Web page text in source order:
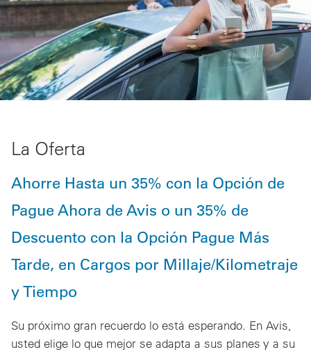
La Oferta
Ahorre Hasta un 35% con la Opción de
Pague Ahora de Avis o un 35% de
Descuento con la Opción Pague Más
Tarde, en Cargos por Millaje/Kilometraje
y Tiempo
Su próximo gran recuerdo lo está esperando. En Avis,
usted elige lo que mejor se adapta a sus planes y a su